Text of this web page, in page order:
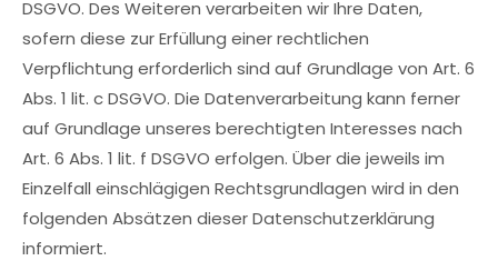
DSGVO. Des Weiteren verarbeiten wir Ihre Daten,
sofern diese zur Erfüllung einer rechtlichen
Verpflichtung erforderlich sind auf Grundlage von Art. 6
Abs. 1 lit. c DSGVO. Die Datenverarbeitung kann ferner
auf Grundlage unseres berechtigten Interesses nach
Art. 6 Abs. 1 lit. f DSGVO erfolgen. Über die jeweils im
Einzelfall einschlägigen Rechtsgrundlagen wird in den
folgenden Absätzen dieser Datenschutzerklärung
informiert.